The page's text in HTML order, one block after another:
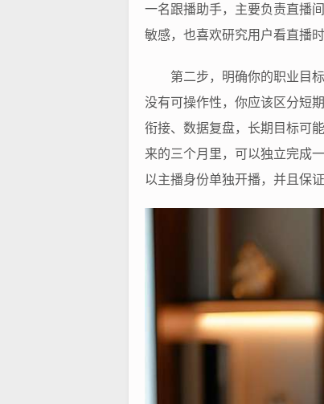
一名跟播助手，主要负责直播
敏感，也喜欢研究用户看直播
第二步，明确你的职业目
没有可操作性，你应该区分短
衔接、数据复盘，长期目标可
来的三个月里，可以独立完成
以主播身份单独开播，并且保